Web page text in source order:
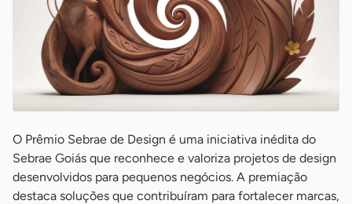
O Prêmio Sebrae de Design é uma iniciativa inédita do
Sebrae Goiás que reconhece e valoriza projetos de design
desenvolvidos para pequenos negócios. A premiação
destaca soluções que contribuíram para fortalecer marcas,